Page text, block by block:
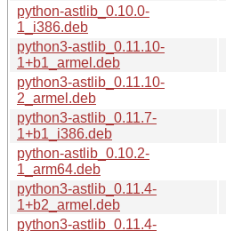
python-astlib_0.10.0-
1_i386.deb
python3-astlib_0.11.10-
1+b1_armel.deb
python3-astlib_0.11.10-
2_armel.deb
python3-astlib_0.11.7-
1+b1_i386.deb
python-astlib_0.10.2-
1_arm64.deb
python3-astlib_0.11.4-
1+b2_armel.deb
python3-astlib_0.11.4-